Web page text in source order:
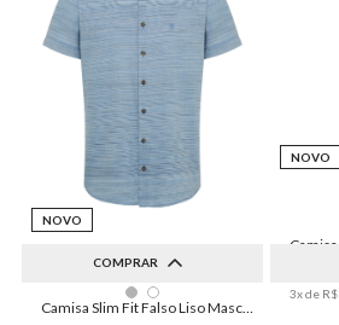
NOVO
COMPRAR
1 2 3 4 5
NOVO
3x de R$